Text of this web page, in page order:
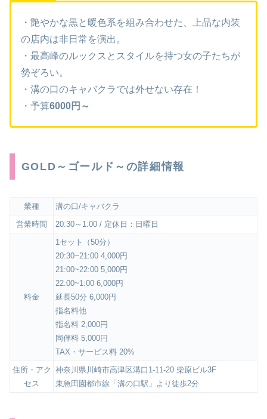
・艶やかな黒と暖色系を組み合わせた、上品な内装
の店内は非日常を演出。
・最高峰のルックスとスタイルを持つ女の子たちが
勢ぞろい。
・溝の口のキャバクラでは外せない存在！
・予算6000円～
GOLD～ゴールド～の詳細情報
業種
溝の口/キャバクラ
営業時間
20:30～1:00 / 定休日：日曜日
料金
1セット（50分）
20:30~21:00 4,000円
21:00~22:00 5,000円
22:00~1:00 6,000円
延長50分 6,000円
指名料他
指名料 2,000円
同伴料 5,000円
TAX・サービス料 20%
住所・アク
セス
神奈川県川崎市高津区溝口1-11-20 柴原ビル3F
東急田園都市線「溝の口駅」より徒歩2分